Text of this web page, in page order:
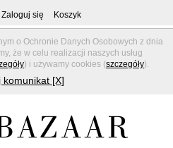
o Ochronie Danych Osobowych z dnia
że w celu realizacji naszych usług
) i używamy cookies (szczegóły).
komunikat [X]
Zaloguj się Koszyk